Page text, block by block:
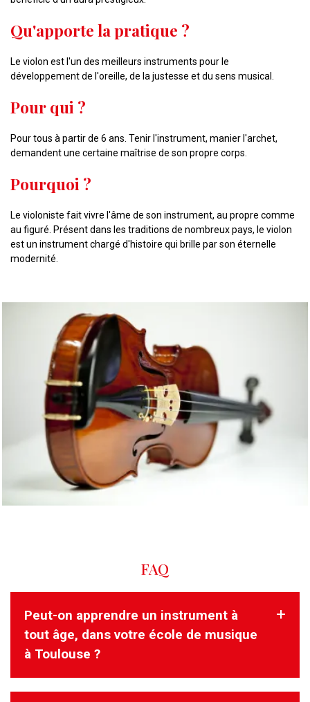
Qu'apporte la pratique ?
Le violon est l'un des meilleurs instruments pour le
développement de l'oreille, de la justesse et du sens musical.
Pour qui ?
Pour tous à partir de 6 ans. Tenir l'instrument, manier l'archet,
demandent une certaine maîtrise de son propre corps.
Pourquoi ?
Le violoniste fait vivre l'âme de son instrument, au propre comme
au figuré. Présent dans les traditions de nombreux pays, le violon
est un instrument chargé d'histoire qui brille par son éternelle
modernité.
FAQ
Peut-on apprendre un instrument à
tout âge, dans votre école de musique
à Toulouse ?